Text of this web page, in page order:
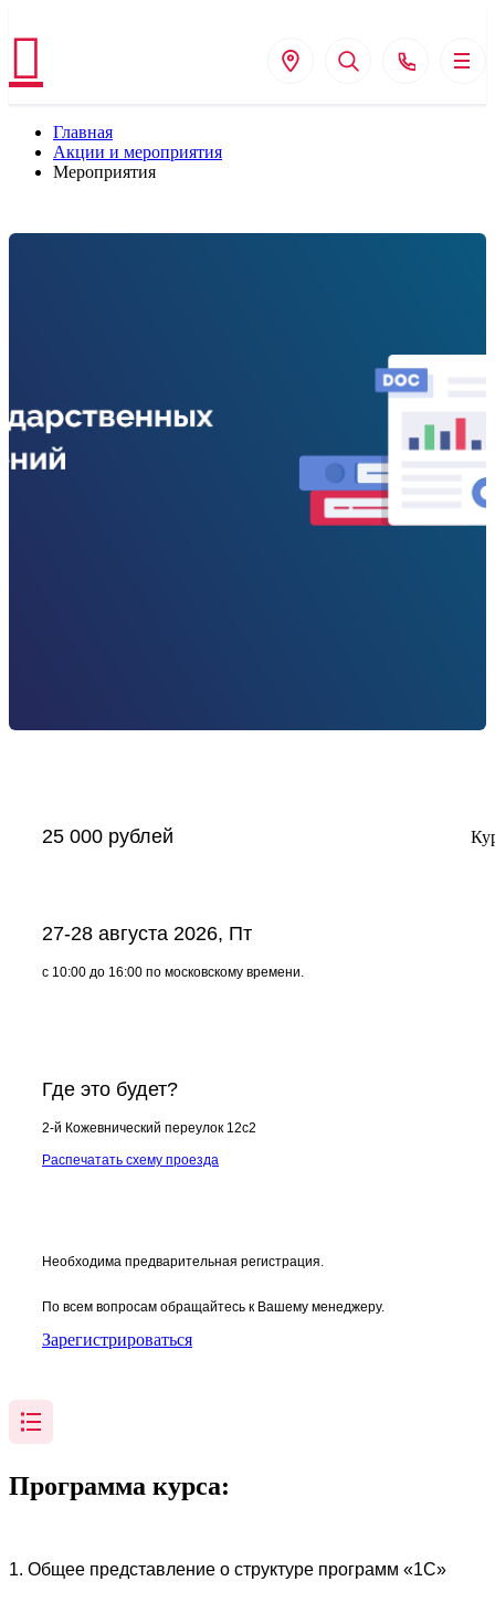
Главная
Акции и мероприятия
Мероприятия
Программа курса:
1. Общее представление о структуре программ «1С»
25 000 рублей
27-28 августа 2026, Пт
с 10:00 до 16:00 по московскому времени.
Где это будет?
2-й Кожевнический переулок 12с2
Распечатать схему проезда
Необходима предварительная регистрация.
По всем вопросам обращайтесь к Вашему менеджеру.
Зарегистрироваться